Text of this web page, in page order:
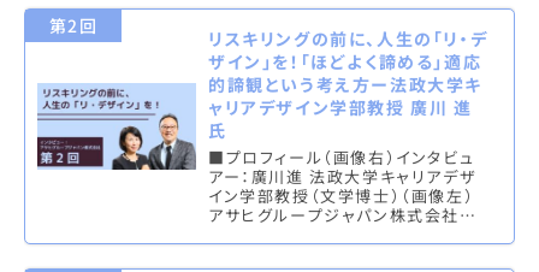
績…
第2回
リスキリングの前に、人生の「リ・デ
ザイン」を！「ほどよく諦める」適応
的諦観という考え方ー法政大学キ
ャリアデザイン学部教授 廣川 進
氏
■プロフィール（画像右）インタビュ
アー：廣川進 法政大学キャリアデザ
イン学部教授（文学博士）（画像左）
アサヒグループジャパン株式会社